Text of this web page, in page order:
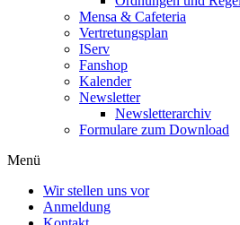
Mensa & Cafeteria
Vertretungsplan
IServ
Fanshop
Kalender
Newsletter
Newsletterarchiv
Formulare zum Download
Menü
Wir stellen uns vor
Anmeldung